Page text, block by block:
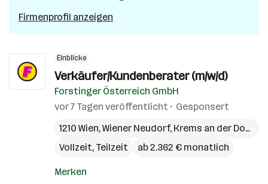
Firmenprofil anzeigen
Einblicke
Verkäufer/Kundenberater (m/w/d)
Forstinger Österreich GmbH
vor 7 Tagen veröffentlicht
Gesponsert
1210 Wien,Wiener Neudorf, Krems an der Donau
Vollzeit, Teilzeit
ab 2.362 € monatlich
Merken